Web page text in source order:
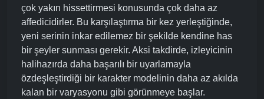
çok yakın hissettirmesi konusunda çok daha az
affedicidirler. Bu karşılaştırma bir kez yerleştiğinde,
yeni serinin inkar edilemez bir şekilde kendine has
bir şeyler sunması gerekir. Aksi takdirde, izleyicinin
halihazırda daha başarılı bir uyarlamayla
özdeşleştirdiği bir karakter modelinin daha az akılda
kalan bir varyasyonu gibi görünmeye başlar.